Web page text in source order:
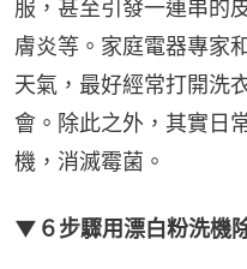
服，甚至引發一連串的
膚炎等。家庭電器專家
天氣，最好經常打開洗
會。除此之外，其實日
機，消滅霉菌。
▼６步驟用漂白粉洗機除